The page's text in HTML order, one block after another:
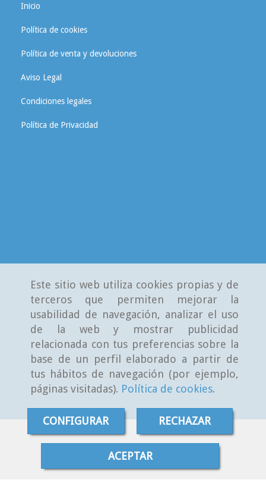
Este sitio web utiliza cookies propias y de
terceros que permiten mejorar la
usabilidad de navegación, analizar el uso
de la web y mostrar publicidad
relacionada con tus preferencias sobre la
base de un perfil elaborado a partir de
tus hábitos de navegación (por ejemplo,
páginas visitadas). Política de cookies.
CONFIGURAR RECHAZAR
ACEPTAR
Inicio
Política de cookies
Política de venta y devoluciones
Aviso Legal
Condiciones legales
Política de Privacidad